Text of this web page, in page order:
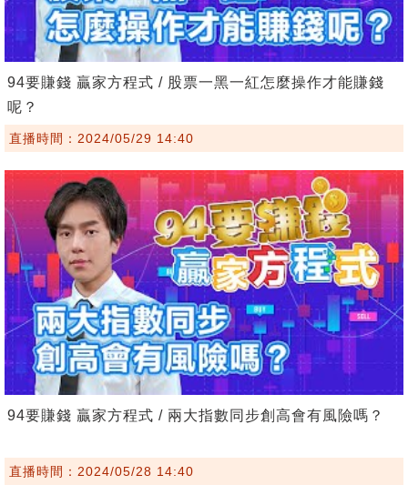
94要賺錢 贏家方程式 / 股票一黑一紅怎麼操作才能賺錢
呢？
直播時間：2024/05/29 14:40
94要賺錢 贏家方程式 / 兩大指數同步創高會有風險嗎？
直播時間：2024/05/28 14:40